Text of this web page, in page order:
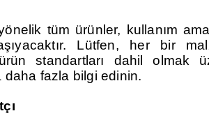
tüm ürünler, kullanım
Lütfen, her bir
standartları dahil olmak
daha fazla bilgi edinin.